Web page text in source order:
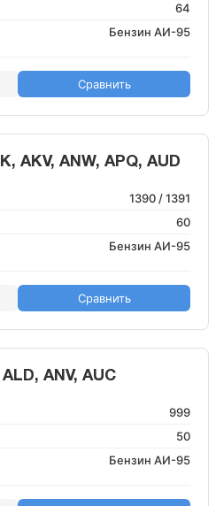
64
Бензин АИ-95
Сравнить
AKV, ANW, APQ, AUD
1390 / 1391
60
Бензин АИ-95
Сравнить
ANV, AUC
999
50
Бензин АИ-95